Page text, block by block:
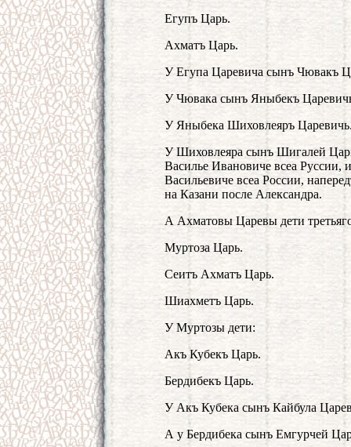
Егупъ Царь.
Ахматъ Царь.
У Егупа Царевича сынъ Чювакъ
У Чювака сынъ Яныбекъ
У Яныбека Шиховлеяръ
У Шиховлеяра сынъ Шигалей
Василье Ивановиче всеа
Васильевиче всеа России,
на Казани после Александра.
А Ахматовы Царевы дети
Муртоза Царь.
Сеитъ Ахматъ Царь.
Шиахметъ Царь.
У Муртозы дети:
Акъ Кубекъ Царь.
Бердибекъ Царь.
У Акъ Кубека сынъ Кайбула
А у Бердибека сынъ Емгурчей